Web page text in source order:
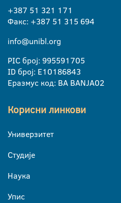
+387 51 321 171
Факс: +387 51 315 694
info@unibl.org
PIC број: 995591705
ID број: E10186843
Еразмус код: BA BANJA02
Корисни линкови
Универзитет
Студије
Наука
Упис